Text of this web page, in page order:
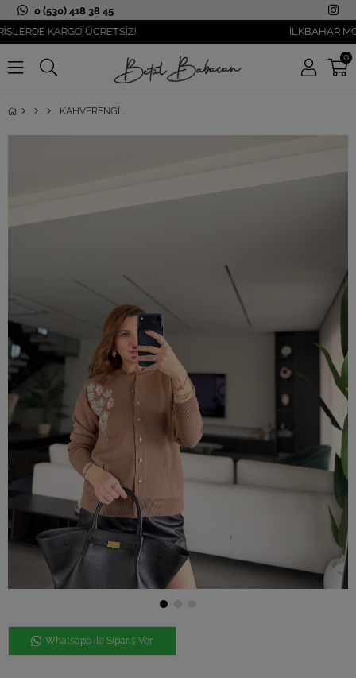
0 (530) 418 38 45
KARGO ÜCRETSİZ!
İLKBAHAR
0
KAHVERENGI ÇIÇEK NAKIŞLI TRIKO HIRKA
Whatsapp ile Sipariş Ver